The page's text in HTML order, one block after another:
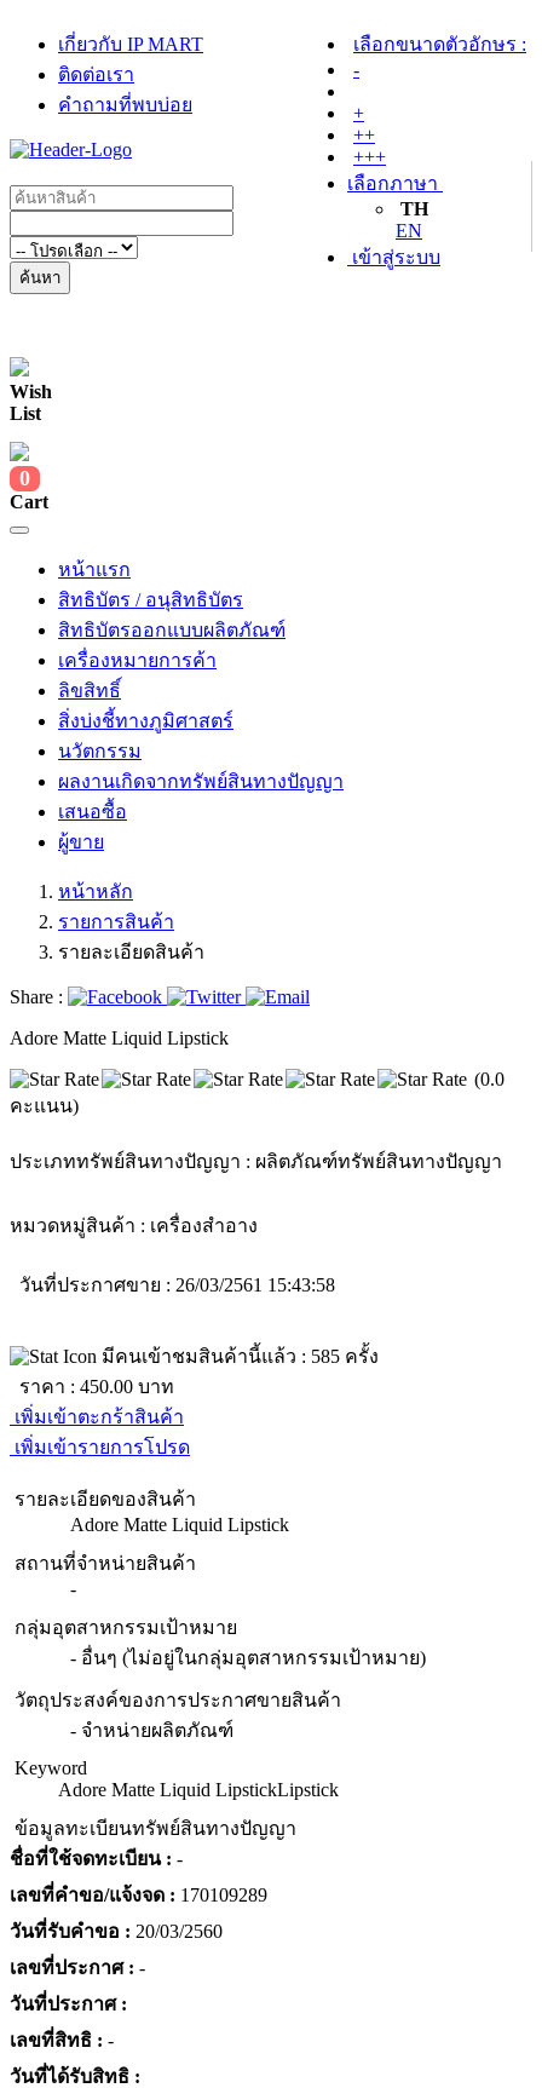
เกี่ยวกับ IP MART
ติดต่อเรา
คำถามที่พบบ่อย
เลือกขนาดตัวอักษร :
-
+
++
+++
เลือกภาษา
TH
EN
เข้าสู่ระบบ
ค้นหา
Wish
List
0
Cart
หน้าแรก
สิทธิบัตร / อนุสิทธิบัตร
สิทธิบัตรออกแบบผลิตภัณฑ์
เครื่องหมายการค้า
ลิขสิทธิ์
สิ่งบ่งชี้ทางภูมิศาสตร์
นวัตกรรม
ผลงานเกิดจากทรัพย์สินทางปัญญา
เสนอซื้อ
ผู้ขาย
หน้าหลัก
รายการสินค้า
รายละเอียดสินค้า
Share :
Adore Matte Liquid Lipstick
(0.0
คะแนน)
ประเภททรัพย์สินทางปัญญา : ผลิตภัณฑ์ทรัพย์สินทางปัญญา
หมวดหมู่สินค้า : เครื่องสำอาง
วันที่ประกาศขาย : 26/03/2561 15:43:58
มีคนเข้าชมสินค้านี้แล้ว : 585 ครั้ง
ราคา : 450.00 บาท
เพิ่มเข้าตะกร้าสินค้า
เพิ่มเข้ารายการโปรด
รายละเอียดของสินค้า
Adore Matte Liquid Lipstick
สถานที่จำหน่ายสินค้า
-
กลุ่มอุตสาหกรรมเป้าหมาย
- อื่นๆ (ไม่อยู่ในกลุ่มอุตสาหกรรมเป้าหมาย)
วัตถุประสงค์ของการประกาศขายสินค้า
- จำหน่ายผลิตภัณฑ์
Keyword
Adore Matte Liquid LipstickLipstick
ข้อมูลทะเบียนทรัพย์สินทางปัญญา
ชื่อที่ใช้จดทะเบียน : -
เลขที่คำขอ/แจ้งจด : 170109289
วันที่รับคำขอ : 20/03/2560
เลขที่ประกาศ : -
วันที่ประกาศ :
เลขที่สิทธิ : -
วันที่ได้รับสิทธิ :